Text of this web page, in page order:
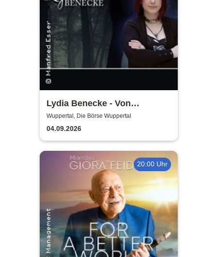
Lydia Benecke - Von
Hochstapelei, Betrug und
Gaslighting
Wuppertal, Die Börse Wuppertal
04.09.2026
20:00 Uhr